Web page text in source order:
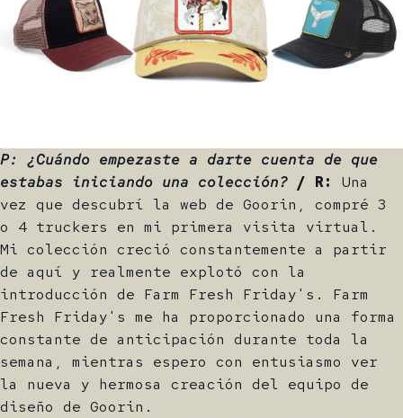
P: ¿Cuándo empezaste a darte cuenta de que
estabas iniciando una colección? / R:
Una
vez que descubrí la web de Goorin, compré 3
o 4 truckers en mi primera visita virtual.
Mi colección creció constantemente a partir
de aquí y realmente explotó con la
introducción de Farm Fresh Friday's. Farm
Fresh Friday's me ha proporcionado una forma
constante de anticipación durante toda la
semana, mientras espero con entusiasmo ver
la nueva y hermosa creación del equipo de
diseño de Goorin.